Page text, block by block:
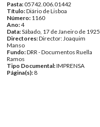
Pasta:05742.006.01442
Título:Diário de Lisboa
Número: 1160
Ano:4
Data:Sábado, 17 de Janeiro de 1925
Directores:Director: Joaquim
Manso
Fundo:DRR - Documentos Ruella
Ramos
Tipo Documental:IMPRENSA
Página(s): 8